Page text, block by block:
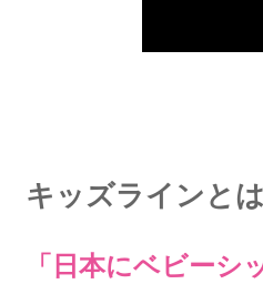
キッズラインとは
「日本にベビーシ